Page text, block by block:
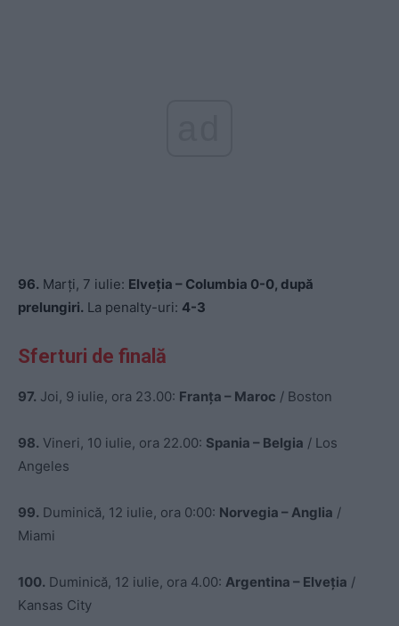
96. Marți, 7 iulie: Elveția – Columbia 0-0, după
prelungiri. La penalty-uri: 4-3
Sferturi de finală
97. Joi, 9 iulie, ora 23.00: Franța – Maroc / Boston
98. Vineri, 10 iulie, ora 22.00: Spania – Belgia / Los
Angeles
99. Duminică, 12 iulie, ora 0:00: Norvegia – Anglia /
Miami
100. Duminică, 12 iulie, ora 4.00: Argentina – Elveția /
Kansas City